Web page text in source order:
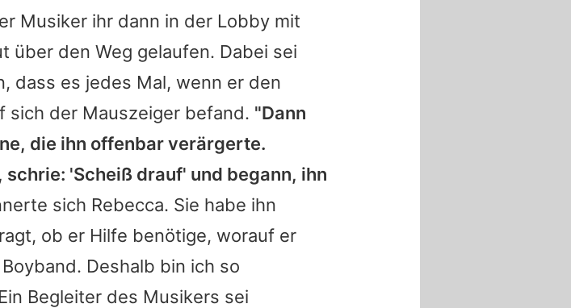
Musiker ihr dann in der Lobby mit
über den Weg gelaufen. Dabei sei
dass es jedes Mal, wenn er den
sich der Mauszeiger befand. "Dann
die ihn offenbar verärgerte.
'Scheiß drauf' und begann, ihn
sich Rebecca. Sie habe ihn
ob er Hilfe benötige, worauf er
Deshalb bin ich so
Begleiter des Musikers sei